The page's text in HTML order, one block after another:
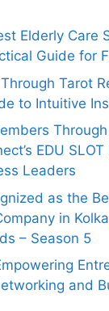
Elderly Care
Guide for
Tarot
to Intuitive
EDU
Leaders
as the
in
– Season 5
and